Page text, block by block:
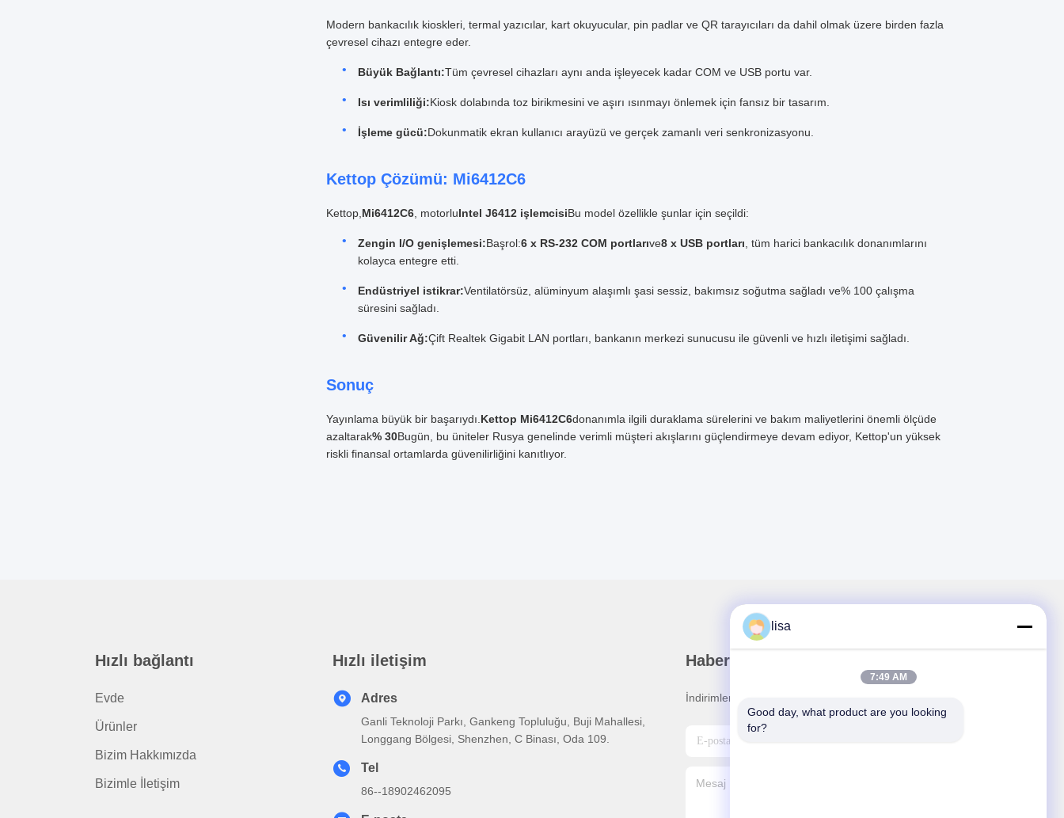
Modern bankacılık kioskleri, termal yazıcılar, kart okuyucular, pin padlar ve QR tarayıcıları da dahil olmak üzere birden fazla
çevresel cihazı entegre eder.
Büyük Bağlantı:Tüm çevresel cihazları aynı anda işleyecek kadar COM ve USB portu var.
Isı verimliliği:Kiosk dolabında toz birikmesini ve aşırı ısınmayı önlemek için fansız bir tasarım.
İşleme gücü:Dokunmatik ekran kullanıcı arayüzü ve gerçek zamanlı veri senkronizasyonu.
Kettop Çözümü: Mi6412C6
Kettop, Mi6412C6, motorluIntel J6412 işlemcisiBu model özellikle şunlar için seçildi:
Zengin I/O genişlemesi:Başrol:6 x RS-232 COM portlarıve8 x USB portları , tüm harici bankacılık donanımlarını
kolayca entegre etti.
Endüstriyel istikrar:Ventilatörsüz, alüminyum alaşımlı şasi sessiz, bakımsız soğutma sağladı ve% 100 çalışma
süresini sağladı.
Güvenilir Ağ:Çift Realtek Gigabit LAN portları, bankanın merkezi sunucusu ile güvenli ve hızlı iletişimi sağladı.
Sonuç
Yayınlama büyük bir başarıydı. Kettop Mi6412C6donanımla ilgili duraklama sürelerini ve bakım maliyetlerini önemli ölçüde
azaltarak% 30Bugün, bu üniteler Rusya genelinde verimli müşteri akışlarını güçlendirmeye devam ediyor, Kettop'un yüksek
riskli finansal ortamlarda güvenilirliğini kanıtlıyor.
Hızlı bağlantı
Evde
Ürünler
Bizim Hakkımızda
Bizimle İletişim
Hızlı iletişim
Adres
Ganli Teknoloji Parkı, Gankeng Topluluğu, Buji Mahallesi,
Longgang Bölgesi, Shenzhen, C Binası, Oda 109.
Tel
86--18902462095
Haber Bültenimiz
İndirimler ve daha fazlası için bültenimize abone olun.
lisa
7:49 AM
Good day, what product are you looking
for?